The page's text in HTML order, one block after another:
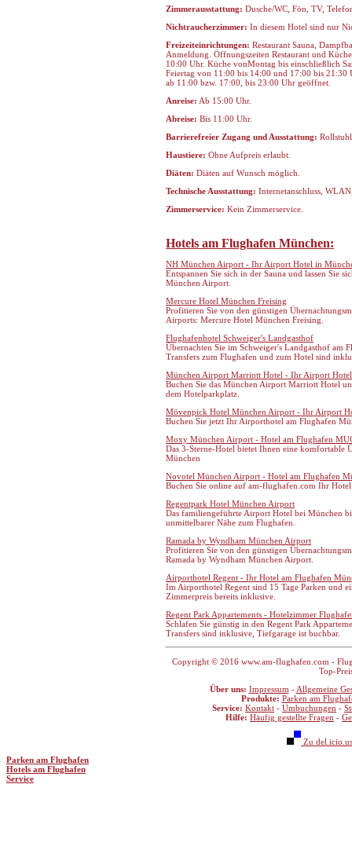
Zimmerausstattung: Dusche/WC, Fön, TV,
Nichtraucherzimmer: In diesem Hotel sind nur
Freizeiteinrichtungen: Restaurant Sauna,
Anmeldung. Öffnungszeiten Restaurant und
10:00 Uhr. Küche vonMontag bis einschließlich
Feiertag von 11:00 bis 14:00 und 17:00 bis 21:30
ab 11:00 bzw. 17:00, bis 23:00 Uhr geöffnet.
Anreise: Ab 15:00 Uhr.
Abreise: Bis 11:00 Uhr.
Barrierefreier Zugang und Ausstattung:
Haustiere: Ohne Aufpreis erlaubt.
Diäten: Diäten auf Wunsch möglich.
Technische Ausstattung: Internetanschluss,
Zimmerservice: Kein Zimmerservice.
Hotels am Flughafen München:
NH München Airport - Ihr Airport Hotel in
Entspannen Sie sich in der Sauna und lassen Sie
München Airport.
Mercure Hotel München Freising
Profitieren Sie von den günstigen
Airports: Mercure Hotel München Freising.
Flughafenhotel Schweiger's Landgasthof
Übernachten Sie im Schweiger's Landgasthof am
Transfers zum Flughafen und zum Hotel sind
München Airport Marriott Hotel - Ihr Airport Hotel
Buchen Sie das München Airport Marriott Hotel
dem Hotelparkplatz.
Mövenpick Hotel München Airport - Ihr Airport
Buchen Sie jetzt Ihr Airporthotel am Flughafen
Moxy München Airport - Hotel am Flughafen
Das 3-Sterne-Hotel bietet Ihnen eine komfortable
München
Novotel München Airport - Hotel am Flughafen
Buchen Sie online auf am-flughafen.com Ihr
Regentpark Hotel München Airport
Das familiengeführte Airport Hotel bei München
unmittelbarer Nähe zum Flughafen.
Ramada by Wyndham München Airport
Profitieren Sie von den günstigen
Ramada by Wyndham München Airport.
Airporthotel Regent - Ihr Hotel am Flughafen
Im Airporthotel Regent sind 15 Tage Parken und
Zimmerpreis bereits inklusive.
Regent Park Appartements - Hotelzimmer
Schlafen Sie günstig in den Regent Park
Transfers sind inklusive, Tiefgarage ist buchbar.
Copyright © 2016 www.am-flughafen.com -
Top-
Über uns: Impressum - Allgemeine
Produkte: Parken am
Service: Kontakt - Umbuchungen -
Hilfe: Häufig gestellte Fragen -
Zu
Parken am Flughafen
Hotels am Flughafen
Service